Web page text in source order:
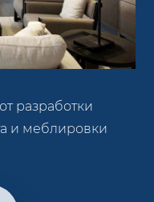
разработки
и меблировки